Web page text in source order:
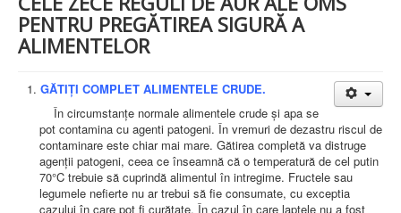
SECŢIA OBSTETRICĂ GINECOLOGIE
SECŢIA CHIRURGIE
SECŢIA BOLI INFECŢIOASE
SECŢIA MEDICINĂ INTERNĂ
COMPARTIMENTUL DE PRIMIRE URGENȚE (CPU)
LABORATOARE
LABORATOR DE ANALIZE MEDICALE
LABORATOR DE RADIOLOGIE ŞI IMAGISTICĂ
MEDICALĂ
BLOC STERILIZARE
APARAT FUNCŢIONAL
PENTRU PREGĂTIREA SIGURĂ A
ALIMENTELOR
GĂTIȚI COMPLET ALIMENTELE CRUDE.
În circumstanțe normale alimentele crude și apa se
pot contamina cu agenti patogeni. În vremuri de dezastru riscul de
contaminare este chiar mai mare. Gătirea completă va distruge
agenții patogeni, ceea ce înseamnă că o temperatură de cel putin
70°C trebuie să cuprindă alimentul în intregime. Fructele sau
legumele nefierte nu ar trebui să fie consumate, cu exceptia
cazului în care pot fi curățate. În cazul în care laptele nu a fost